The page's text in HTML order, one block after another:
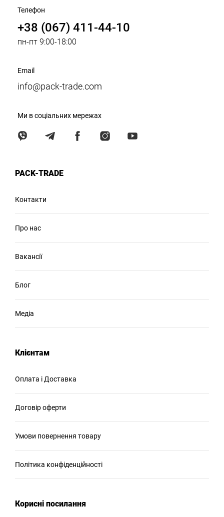
Телефон
+38 (067) 411-44-10
пн-пт 9:00-18:00
Email
info@pack-trade.com
Ми в соціальних мережах
PACK-TRADE
Контакти
Про нас
Вакансії
Блог
Медіа
Клієнтам
Оплата і Доставка
Договір оферти
Умови повернення товару
Політика конфіденційності
Корисні посилання